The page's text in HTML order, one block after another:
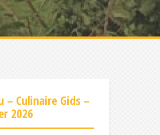
– Culinaire Gids –
2026